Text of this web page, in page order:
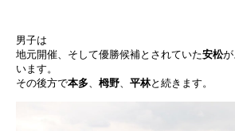
男子は
地元開催、そして優勝候補とされていた安松
います。
その後方で本多 栂野 平林と続きます。